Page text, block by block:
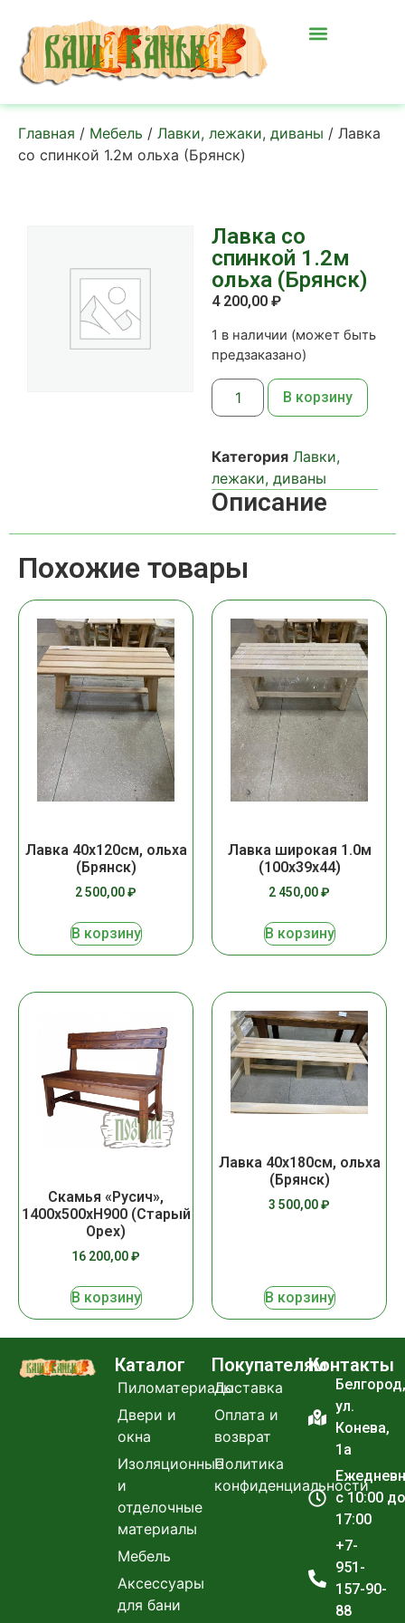
Главная / Мебель / Лавки, лежаки, диваны / Лавка
со спинкой 1.2м ольха (Брянск)
Лавка со
спинкой 1.2м
ольха (Брянск)
4 200,00 ₽
1 в наличии (может быть
предзаказано)
В корзину
Категория Лавки,
лежаки, диваны
Описание
Похожие товары
Лавка 40х120см, ольха
(Брянск)
2 500,00₽
В корзину
Лавка широкая 1.0м
(100х39х44)
2 450,00₽
В корзину
Скамья «Русич»,
1400х500хН900 (Старый
Орех)
16 200,00₽
В корзину
Лавка 40х180см, ольха
(Брянск)
3 500,00₽
В корзину
Каталог
Пиломатериалы
Двери и
окна
Изоляционные
и
отделочные
материалы
Мебель
Аксессуары
для бани
Покупателям
Доставка
Оплата и
возврат
Политика
конфиденциальности
Контакты
Белгород,
ул.
Конева,
1а
с 10:00 до
17:00
+7-
951-
157-90-
88